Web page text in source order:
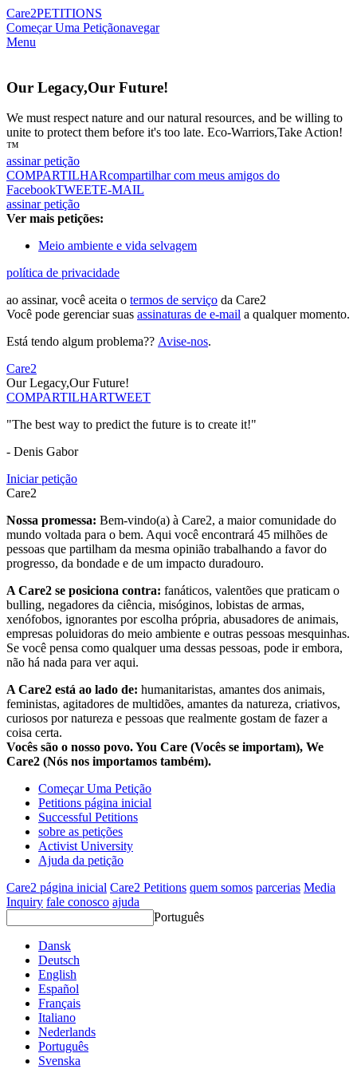
Care2PETITIONS
Começar Uma Petiçãonavegar
Menu
Our Legacy,Our Future!
We must respect nature and our natural resources, and be willing to
unite to protect them before it's too late. Eco-Warriors,Take Action!
™
assinar petição
COMPARTILHARcompartilhar com meus amigos do
FacebookTWEETE-MAIL
assinar petição
Ver mais petições:
Meio ambiente e vida selvagem
política de privacidade
ao assinar, você aceita o termos de serviço da Care2
Você pode gerenciar suas assinaturas de e-mail a qualquer momento.
Está tendo algum problema?? Avise-nos.
Care2
Our Legacy,Our Future!
COMPARTILHARTWEET
"The best way to predict the future is to create it!"
- Denis Gabor
Iniciar petição
Care2
Nossa promessa: Bem-vindo(a) à Care2, a maior comunidade do
mundo voltada para o bem. Aqui você encontrará 45 milhões de
pessoas que partilham da mesma opinião trabalhando a favor do
progresso, da bondade e de um impacto duradouro.
A Care2 se posiciona contra: fanáticos, valentões que praticam o
bulling, negadores da ciência, misóginos, lobistas de armas,
xenófobos, ignorantes por escolha própria, abusadores de animais,
empresas poluidoras do meio ambiente e outras pessoas mesquinhas.
Se você pensa como qualquer uma dessas pessoas, pode ir embora,
não há nada para ver aqui.
A Care2 está ao lado de: humanitaristas, amantes dos animais,
feministas, agitadores de multidões, amantes da natureza, criativos,
curiosos por natureza e pessoas que realmente gostam de fazer a
coisa certa.
Vocês são o nosso povo. You Care (Vocês se importam), We
Care2 (Nós nos importamos também).
Começar Uma Petição
Petitions página inicial
Successful Petitions
sobre as petições
Activist University
Ajuda da petição
Care2 página inicial Care2 Petitions quem somos parcerias Media
Inquiry fale conosco ajuda
Português
Dansk
Deutsch
English
Español
Français
Italiano
Nederlands
Português
Svenska